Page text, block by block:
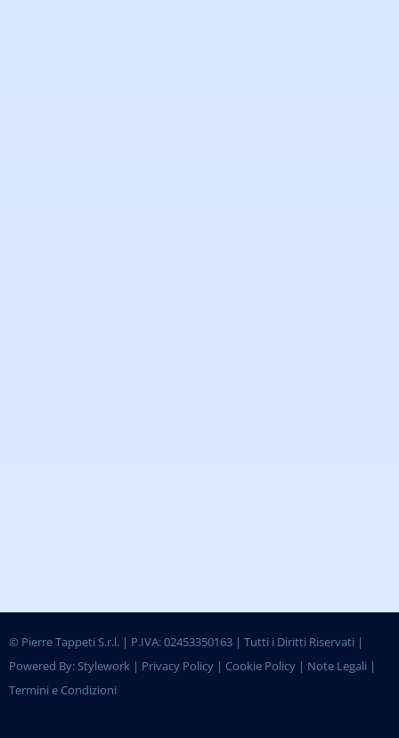
© Pierre Tappeti S.r.l. | P.IVA: 02453350163 | Tutti i Diritti Riservati |
Powered By:Stylework| Privacy Policy| Cookie Policy| Note Legali |
Termini e Condizioni